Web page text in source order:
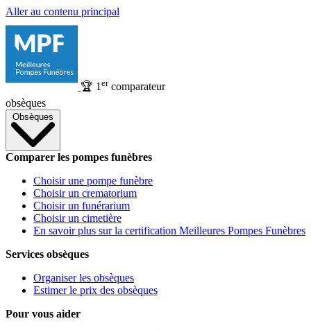
Aller au contenu principal
🏆 1 ercomparateur
obsèques
Obsèques
Comparer les pompes funèbres
Choisir une pompe funèbre
Choisir un crematorium
Choisir un funérarium
Choisir un cimetière
En savoir plus sur la certification Meilleures Pompes Funèbres
Services obsèques
Organiser les obsèques
Estimer le prix des obsèques
Pour vous aider